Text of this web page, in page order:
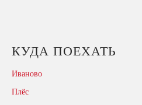
КУДА ПОЕХАТЬ
Иваново
Плёс